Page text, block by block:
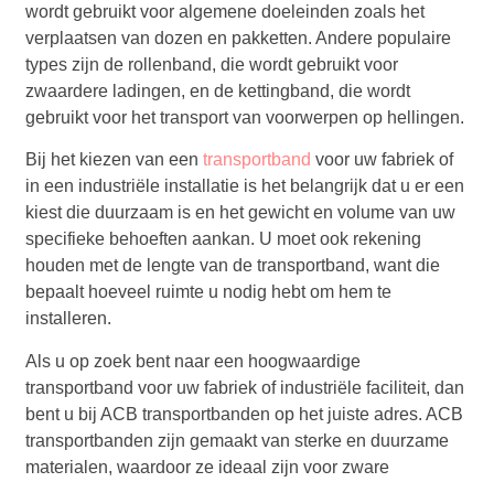
wordt gebruikt voor algemene doeleinden zoals het
verplaatsen van dozen en pakketten. Andere populaire
types zijn de rollenband, die wordt gebruikt voor
zwaardere ladingen, en de kettingband, die wordt
gebruikt voor het transport van voorwerpen op hellingen.
Bij het kiezen van eentransportband voor uw fabriek of
in een industriële installatie is het belangrijk dat u er een
kiest die duurzaam is en het gewicht en volume van uw
specifieke behoeften aankan. U moet ook rekening
houden met de lengte van de transportband, want die
bepaalt hoeveel ruimte u nodig hebt om hem te
installeren.
Als u op zoek bent naar een hoogwaardige
transportband voor uw fabriek of industriële faciliteit, dan
bent u bij ACB transportbanden op het juiste adres. ACB
transportbanden zijn gemaakt van sterke en duurzame
materialen, waardoor ze ideaal zijn voor zware